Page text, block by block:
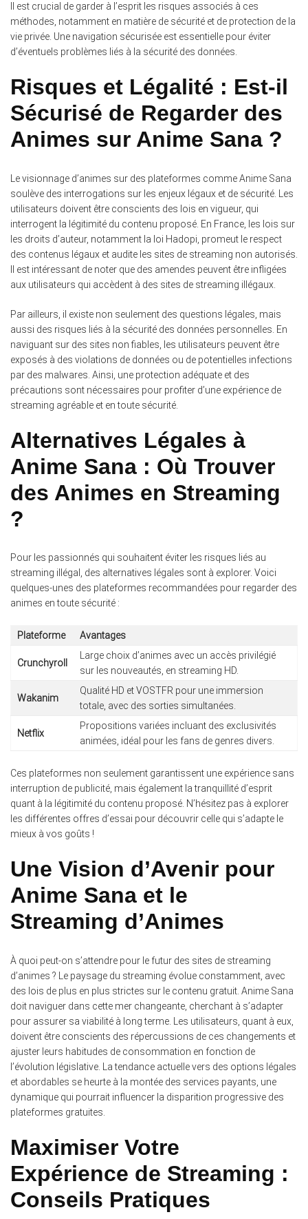
Il est crucial de garder à l’esprit les risques associés à ces
méthodes, notamment en matière de sécurité et de protection de la
vie privée. Une navigation sécurisée est essentielle pour éviter
d’éventuels problèmes liés à la sécurité des données.
Risques et Légalité : Est-il
Sécurisé de Regarder des
Animes sur Anime Sana ?
Le visionnage d’animes sur des plateformes comme Anime Sana
soulève des interrogations sur les enjeux légaux et de sécurité. Les
utilisateurs doivent être conscients des lois en vigueur, qui
interrogent la légitimité du contenu proposé. En France, les lois sur
les droits d’auteur, notamment la loi Hadopi, promeut le respect
des contenus légaux et audite les sites de streaming non autorisés.
Il est intéressant de noter que des amendes peuvent être infligées
aux utilisateurs qui accèdent à des sites de streaming illégaux.
Par ailleurs, il existe non seulement des questions légales, mais
aussi des risques liés à la sécurité des données personnelles. En
naviguant sur des sites non fiables, les utilisateurs peuvent être
exposés à des violations de données ou de potentielles infections
par des malwares. Ainsi, une protection adéquate et des
précautions sont nécessaires pour profiter d’une expérience de
streaming agréable et en toute sécurité.
Alternatives Légales à
Anime Sana : Où Trouver
des Animes en Streaming
?
Pour les passionnés qui souhaitent éviter les risques liés au
streaming illégal, des alternatives légales sont à explorer. Voici
quelques-unes des plateformes recommandées pour regarder des
animes en toute sécurité :
Plateforme Avantages
Crunchyroll
Large choix d’animes avec un accès privilégié
sur les nouveautés, en streaming HD.
Wakanim
Qualité HD et VOSTFR pour une immersion
totale, avec des sorties simultanées.
Netflix
Propositions variées incluant des exclusivités
animées, idéal pour les fans de genres divers.
Ces plateformes non seulement garantissent une expérience sans
interruption de publicité, mais également la tranquillité d’esprit
quant à la légitimité du contenu proposé. N’hésitez pas à explorer
les différentes offres d’essai pour découvrir celle qui s’adapte le
mieux à vos goûts !
Une Vision d’Avenir pour
Anime Sana et le
Streaming d’Animes
À quoi peut-on s’attendre pour le futur des sites de streaming
d’animes ? Le paysage du streaming évolue constamment, avec
des lois de plus en plus strictes sur le contenu gratuit. Anime Sana
doit naviguer dans cette mer changeante, cherchant à s’adapter
pour assurer sa viabilité à long terme. Les utilisateurs, quant à eux,
doivent être conscients des répercussions de ces changements et
ajuster leurs habitudes de consommation en fonction de
l’évolution législative. La tendance actuelle vers des options légales
et abordables se heurte à la montée des services payants, une
dynamique qui pourrait influencer la disparition progressive des
plateformes gratuites.
Maximiser Votre
Expérience de Streaming :
Conseils Pratiques